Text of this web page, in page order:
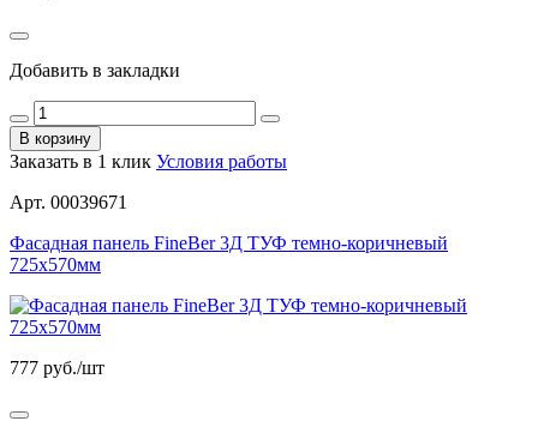
Добавить в закладки
В корзину
Заказать в 1 клик Условия работы
Арт. 00039671
Фасадная панель FineBer 3Д ТУФ темно-коричневый
725х570мм
777 руб./шт